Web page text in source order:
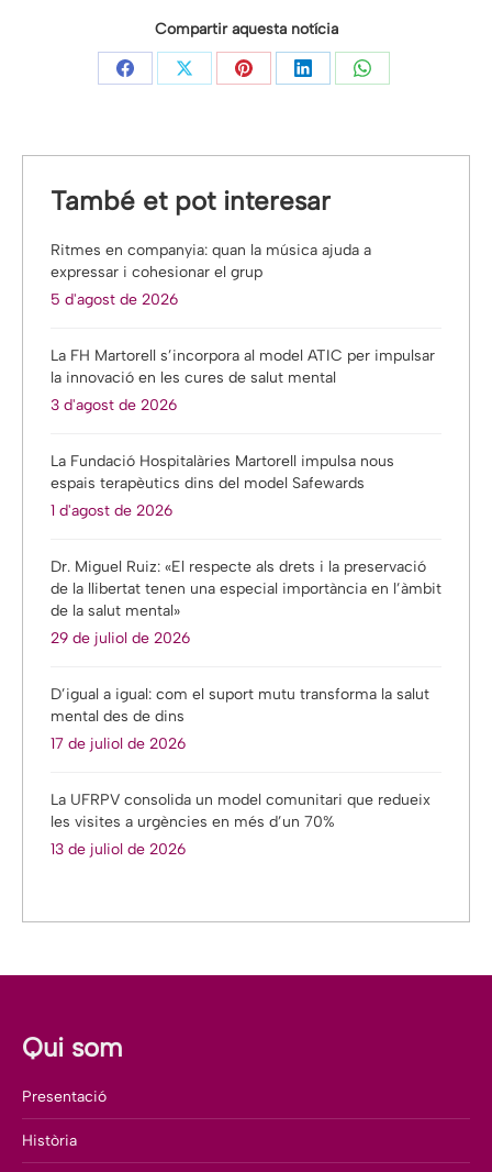
Compartir aquesta notícia
Share
Share
Share
Share
Share
També et pot interesar
Ritmes en companyia: quan la música ajuda a
expressar i cohesionar el grup
5 d'agost de 2026
La FH Martorell s’incorpora al model ATIC per impulsar
la innovació en les cures de salut mental
3 d'agost de 2026
La Fundació Hospitalàries Martorell impulsa nous
espais terapèutics dins del model Safewards
1 d'agost de 2026
Dr. Miguel Ruiz: «El respecte als drets i la preservació
de la llibertat tenen una especial importància en l’àmbit
de la salut mental»
29 de juliol de 2026
D’igual a igual: com el suport mutu transforma la salut
mental des de dins
17 de juliol de 2026
La UFRPV consolida un model comunitari que redueix
les visites a urgències en més d’un 70%
13 de juliol de 2026
Qui som
Presentació
Història